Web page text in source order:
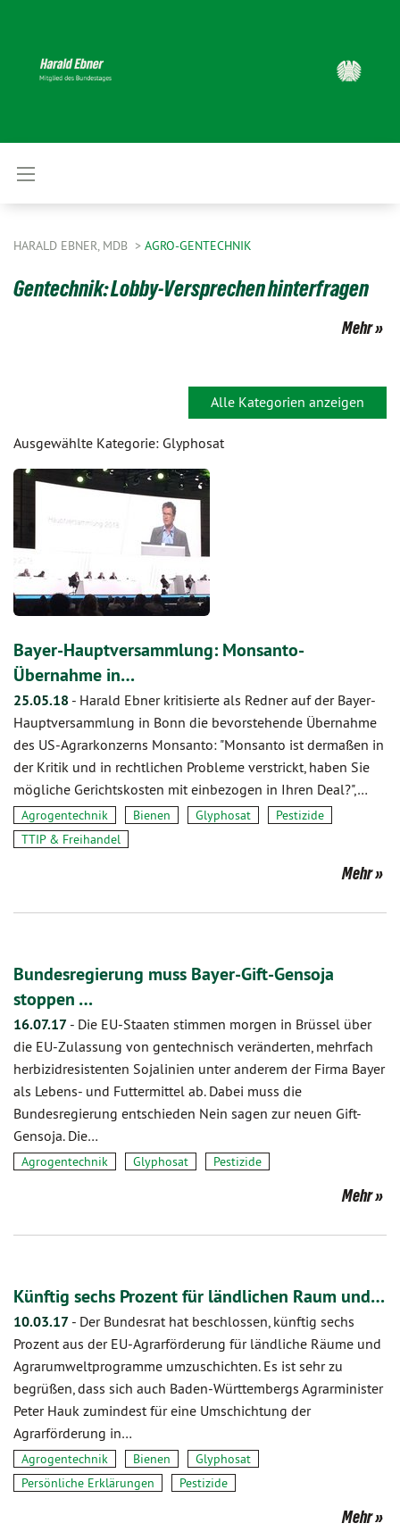
HARALD EBNER, MDB AGRO-GENTECHNIK
Gentechnik: Lobby-Versprechen hinterfragen
Mehr
Alle Kategorien anzeigen
Ausgewählte Kategorie: Glyphosat
Bayer-Hauptversammlung: Monsanto-
Übernahme in…
25.05.18 - Harald Ebner kritisierte als Redner auf der Bayer-
Hauptversammlung in Bonn die bevorstehende Übernahme
des US-Agrarkonzerns Monsanto: "Monsanto ist dermaßen in
der Kritik und in rechtlichen Probleme verstrickt, haben Sie
mögliche Gerichtskosten mit einbezogen in Ihren Deal?",…
Agrogentechnik Bienen Glyphosat
Pestizide
TTIP & Freihandel
Mehr
Bundesregierung muss Bayer-Gift-Gensoja
stoppen …
16.07.17 - Die EU-Staaten stimmen morgen in Brüssel über
die EU-Zulassung von gentechnisch veränderten, mehrfach
herbizidresistenten Sojalinien unter anderem der Firma Bayer
als Lebens- und Futtermittel ab. Dabei muss die
Bundesregierung entschieden Nein sagen zur neuen Gift-
Gensoja. Die…
Agrogentechnik Glyphosat Pestizide
Mehr
Künftig sechs Prozent für ländlichen Raum und…
10.03.17 - Der Bundesrat hat beschlossen, künftig sechs
Prozent aus der EU-Agrarförderung für ländliche Räume und
Agrarumweltprogramme umzuschichten. Es ist sehr zu
begrüßen, dass sich auch Baden-Württembergs Agrarminister
Peter Hauk zumindest für eine Umschichtung der
Agrarförderung in…
Agrogentechnik Bienen
Glyphosat
Persönliche Erklärungen
Pestizide
Mehr